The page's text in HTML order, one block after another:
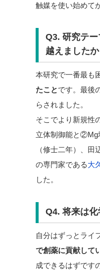
触媒を使い始めて
Q3. 研究テ
越えましたか
本研究で一番最も
たことです。最後
らされました。
そこでより新規性
立体制御能と②Mg
（修士二年）、
の専門家である大
した。
Q4. 将来は
自分はずっとライ
で創薬に貢献して
成できるはずです